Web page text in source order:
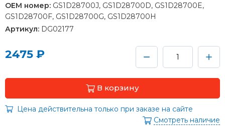
OEM номер: GS1D28700J, GS1D28700D, GS1D28700E,
GS1D28700F, GS1D28700G, GS1D28700H
Артикул: DG02177
2475 ₽
В корзину
Смотреть наличие
Цена действительна только при заказе на сайте